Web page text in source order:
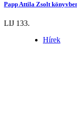
Papp Attila Zsolt
LIJ 133.
Hírek